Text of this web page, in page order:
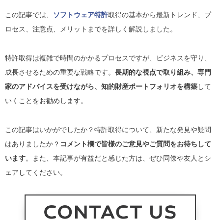
この記事では、 ソフトウェア特許取得の基本から最新トレンド、プ
ロセス、注意点、メリットまでを詳しく解説しました。
特許取得は複雑で時間のかかるプロセスですが、ビジネスを守り、
成長させるための重要な戦略です。 長期的な視点で取り組み、専門
家のアドバイスを受けながら、知的財産ポートフォリオを構築して
いくことをお勧めします。
この記事はいかがでしたか？特許取得について、新たな発見や疑問
はありましたか？ コメント欄で皆様のご意見やご質問をお待ちして
います。また、本記事が有益だと感じた方は、ぜひ同僚や友人とシ
ェアしてください。